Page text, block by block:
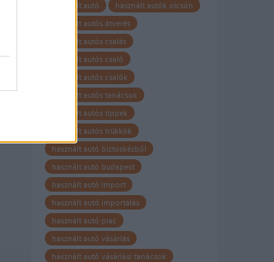
használt autó
használt autók olcsón
használt autós átverés
használt autós csalás
használt autós csaló
használt autós csalók
használt autós tanácsok
használt autós tippek
használt autós trükkök
használt autó biztoskézből
használt autó budapest
használt autó import
használt autó importálás
használt autó piac
használt autó vásárlás
használt autó vásárlási tanácsok